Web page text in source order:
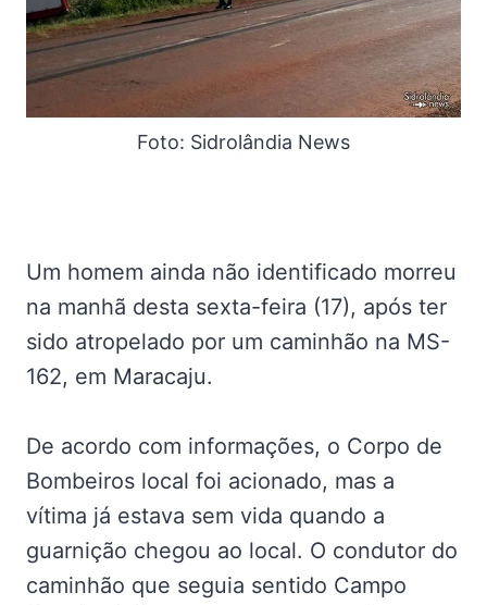
Foto: Sidrolândia News
Um homem ainda não identificado morreu
na manhã desta sexta-feira (17), após ter
sido atropelado por um caminhão na MS-
162, em Maracaju.
De acordo com informações, o Corpo de
Bombeiros local foi acionado, mas a
vítima já estava sem vida quando a
guarnição chegou ao local. O condutor do
caminhão que seguia sentido Campo